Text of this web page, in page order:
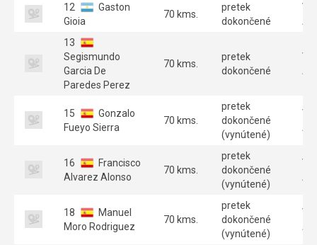
12
Gaston
Gioia
70 kms.
pretek
dokončené
A
13
Segismundo
Garcia De
Paredes Perez
70 kms.
pretek
dokončené
A
15
Gonzalo
Fueyo Sierra
70 kms.
pretek
dokončené
(vynútené)
A
16
Francisco
Alvarez Alonso
70 kms.
pretek
dokončené
(vynútené)
A
18
Manuel
Moro Rodriguez
70 kms.
pretek
dokončené
(vynútené)
A